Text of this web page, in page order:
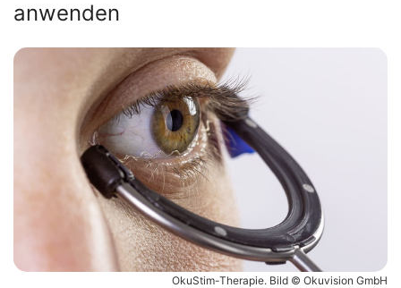
anwenden
OkuStim-Therapie. Bild © Okuvision GmbH